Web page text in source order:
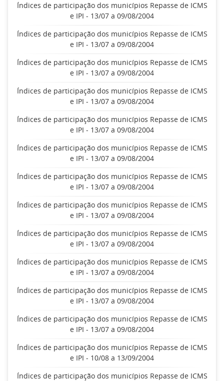
Índices de participação dos municípios Repasse de ICMS
e IPI - 13/07 a 09/08/2004
Índices de participação dos municípios Repasse de ICMS
e IPI - 13/07 a 09/08/2004
Índices de participação dos municípios Repasse de ICMS
e IPI - 13/07 a 09/08/2004
Índices de participação dos municípios Repasse de ICMS
e IPI - 13/07 a 09/08/2004
Índices de participação dos municípios Repasse de ICMS
e IPI - 13/07 a 09/08/2004
Índices de participação dos municípios Repasse de ICMS
e IPI - 13/07 a 09/08/2004
Índices de participação dos municípios Repasse de ICMS
e IPI - 13/07 a 09/08/2004
Índices de participação dos municípios Repasse de ICMS
e IPI - 13/07 a 09/08/2004
Índices de participação dos municípios Repasse de ICMS
e IPI - 13/07 a 09/08/2004
Índices de participação dos municípios Repasse de ICMS
e IPI - 13/07 a 09/08/2004
Índices de participação dos municípios Repasse de ICMS
e IPI - 13/07 a 09/08/2004
Índices de participação dos municípios Repasse de ICMS
e IPI - 13/07 a 09/08/2004
Índices de participação dos municípios Repasse de ICMS
e IPI - 10/08 a 13/09/2004
Índices de participação dos municípios Repasse de ICMS